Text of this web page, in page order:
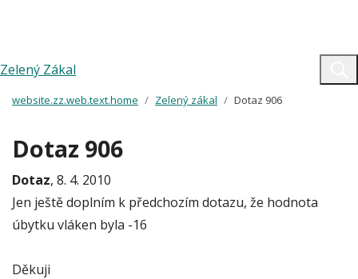
Zelený Zákal
website.zz.web.text.home Zelený zákal Dotaz 906
Dotaz 906
Dotaz, 8. 4. 2010
Jen ještě doplním k předchozím dotazu, že hodnota
úbytku vláken byla -16
Děkuji